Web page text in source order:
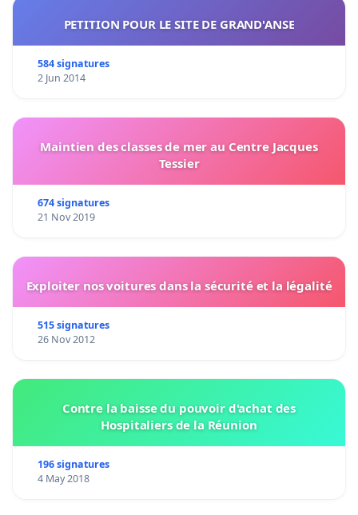
PETITION POUR LE SITE DE GRAND'ANSE
584 signatures
2 Jun 2014
Maintien des classes de mer au Centre Jacques
Tessier
674 signatures
21 Nov 2019
Exploiter nos voitures dans la sécurité et la légalité
515 signatures
26 Nov 2012
Contre la baisse du pouvoir d'achat des
Hospitaliers de la Réunion
196 signatures
4 May 2018